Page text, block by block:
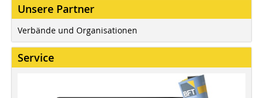
Unsere Partner
Verbände und Organisationen
Service